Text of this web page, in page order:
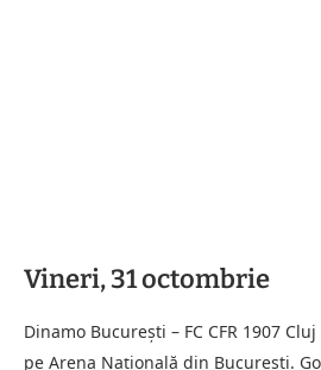
Vineri, 31 octombrie
Dinamo București – FC CFR 1907
pe Arena Națională din București.